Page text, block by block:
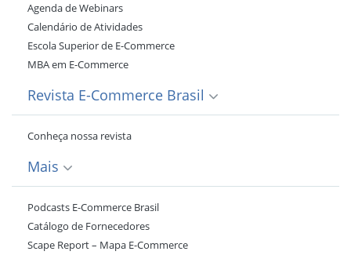
Agenda de Webinars
Calendário de Atividades
Escola Superior de E-Commerce
MBA em E-Commerce
Revista E-Commerce Brasil
Conheça nossa revista
Mais
Podcasts E-Commerce Brasil
Catálogo de Fornecedores
Scape Report – Mapa E-Commerce